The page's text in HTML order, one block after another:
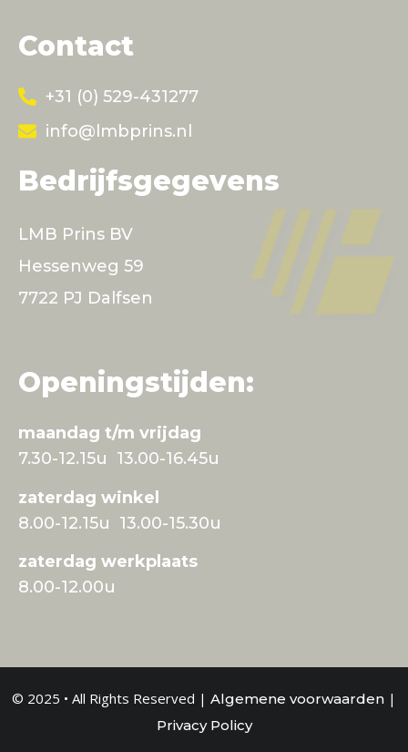
Contact
+31 (0) 529-431277
info@lmbprins.nl
Bedrijfsgegevens
LMB Prins BV
Hessenweg 59
7722 PJ Dalfsen
Openingstijden:
maandag t/m vrijdag
7.30-12.15u 13.00-16.45u
zaterdag winkel
8.00-12.15u 13.00-15.30u
zaterdag werkplaats
8.00-12.00u
© 2025 • All Rights Reserved | Algemene voorwaarden |
Privacy Policy